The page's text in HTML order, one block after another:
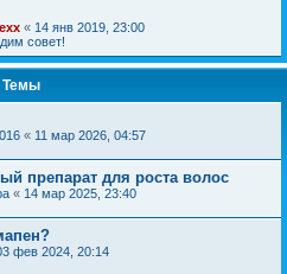
« 14 янв 2019, 23:00
совет!
Темы
« 11 мар 2026, 04:57
препарат для роста волос
« 14 мар 2025, 23:40
фев 2024, 20:14